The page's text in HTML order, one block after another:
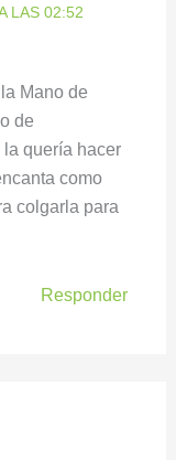
LAS 02:52
Mano de
de
quería hacer
como
colgarla para
Responder